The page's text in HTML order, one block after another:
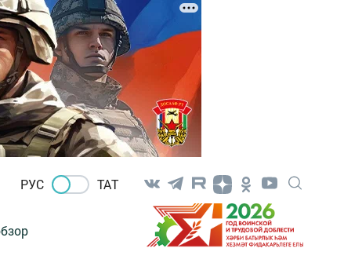
РУС ТАТ